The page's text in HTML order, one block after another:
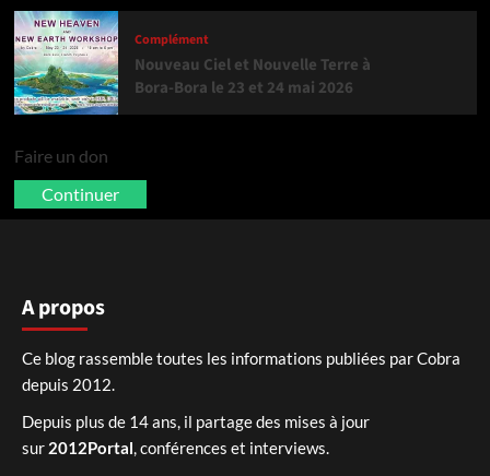
Complément
Nouveau Ciel et Nouvelle Terre à
Bora-Bora le 23 et 24 mai 2026
Faire un don
Continuer
A propos
Ce blog rassemble toutes les informations publiées par Cobra
depuis 2012.
Depuis plus de 14 ans, il partage des mises à jour
sur 2012Portal, conférences et interviews.